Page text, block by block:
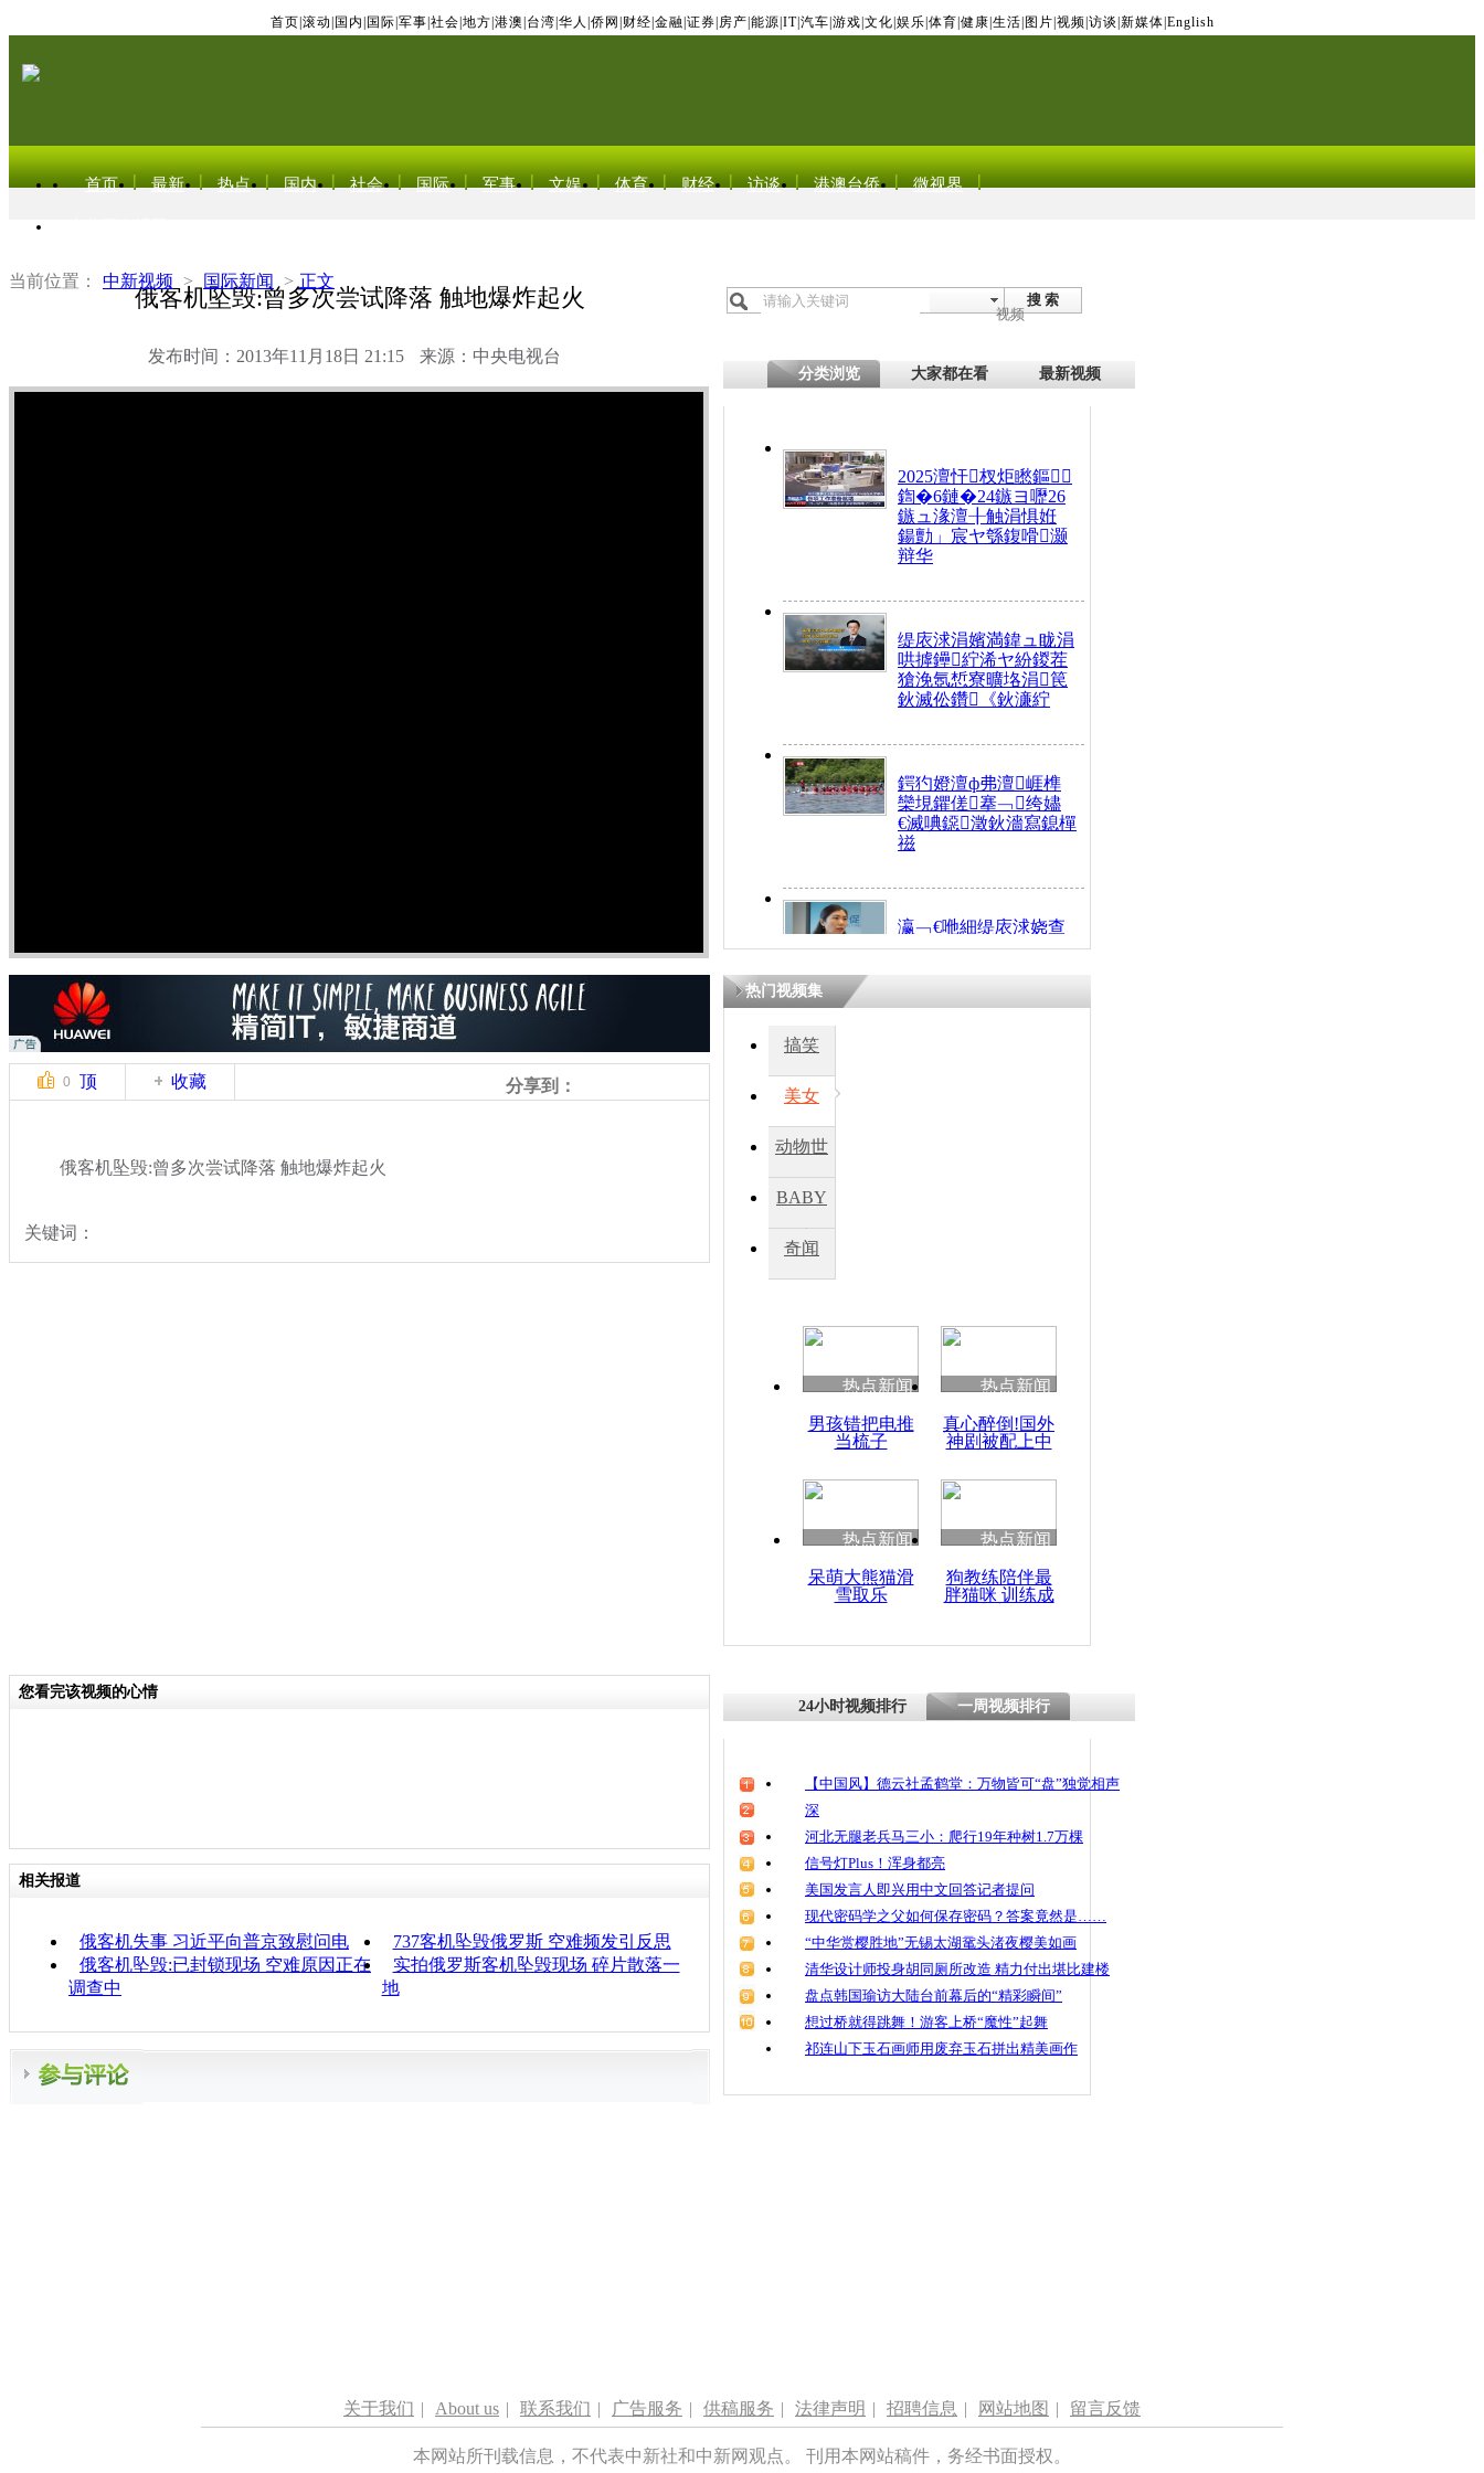
首页 滚动 国内 国际 军事 社会 地方 港澳 台湾 华人 侨网 财经 金融 证券 房产 能源 IT| 汽车 游戏 文化 娱乐 体育 健康 生活 图片 视频 访谈 新媒体 English
首页 最新 热点 国内 社会 国际 军事 文娱 体育 财经 访谈 港澳台侨 微视界
当前位置： 中新视频 > 国际新闻 > 正文
俄客机坠毁:曾多次尝试降落 触地爆炸起火
发布时间：2013年11月18日 21:15 来源：中央电视台
搜 索
视频
分类浏览 大家都在看 最新视频
2025澶忓杈炬矁鏂
鍧�6鏈�24鏃ヨ嚦26
鏃ュ湪澶╂触涓惧姙
鍚勯」宸ヤ綔鍑嗗灏
辩华
缇庡浗涓嬪満鍏ュ眬涓
哄摢鑸紵浠ヤ紛鍐茬
獊浼氬惁寮曠垎涓笢
鈥滅伀鑽《鈥濓紵
鍔犳嬁澶ф弗澶崕榫
欒垷鑺傞搴﹁绔嬧
€滅唺鐚澂鈥濇寫鎴樿
禌
瀛﹁€咃細缇庡浗娆查
€间笢鍗椾簹涓庝腑鍥
熷悎浣� 涓ㄥ浗闄呰
0 顶 收藏 分享到：
俄客机坠毁:曾多次尝试降落 触地爆炸起火
关键词：
热门视频集
搞笑
美女
动物世
BABY
秀
奇闻
热点新闻
男孩错把电推
当梳子
热点新闻
真心醉倒!国外
神剧被配上中
热点新闻
呆萌大熊猫滑
雪取乐
热点新闻
狗教练陪伴最
胖猫咪 训练成
您看完该视频的心情
相关报道
俄客机失事 习近平向普京致慰问电
737客机坠毁俄罗斯 空难频发引反思
俄客机坠毁:已封锁现场 空难原因正在
调查中
实拍俄罗斯客机坠毁现场 碎片散落一
地
24小时视频排行 一周视频排行
【中国风】德云社孟鹤堂：万物皆可“盘”独觉相声
深
河北无腿老兵马三小：爬行19年种树1.7万棵
信号灯Plus！浑身都亮
美国发言人即兴用中文回答记者提问
现代密码学之父如何保存密码？答案竟然是……
“中华赏樱胜地”无锡太湖鼋头渚夜樱美如画
清华设计师投身胡同厕所改造 精力付出堪比建楼
盘点韩国瑜访大陆台前幕后的“精彩瞬间”
想过桥就得跳舞！游客上桥“魔性”起舞
祁连山下玉石画师用废弃玉石拼出精美画作
关于我们 | About us | 联系我们 | 广告服务 | 供稿服务 | 法律声明 | 招聘信息 | 网站地图 | 留言反馈
本网站所刊载信息，不代表中新社和中新网观点。 刊用本网站稿件，务经书面授权。